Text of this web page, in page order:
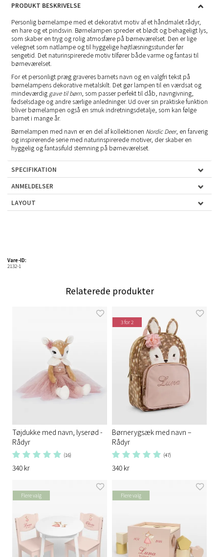
PRODUKT BESKRIVELSE
Personlig børnelampe med et dekorativt motiv af et håndmalet rådyr,
en hare og et pindsvin. Børnelampen spreder et blødt og behageligt lys,
som skaber en tryg og rolig atmosfære på børneværelset. Den er lige
velegnet som natlampe og til hyggelige højtlæsningsstunder før
sengetid. Det naturinspirerede motiv tilfører både varme og fantasi til
børneværelset.
For et personligt præg graveres barnets navn og en valgfri tekst på
børnelampens dekorative metalskilt. Det gør lampen til en værdsat og
mindeværdig gave til børn, som passer perfekt til dåb, navngivning,
fødselsdage og andre særlige anledninger. Ud over sin praktiske funktion
bliver børnelampen også en smuk indretningsdetalje, som kan følge
barnet i mange år.
Børnelampen med navn er en del af kollektionen Nordic Deer, en farverig
og inspirerende serie med naturinspirerede motiver, der skaber en
hyggelig og fantasifuld stemning på børneværelset.
SPECIFIKATION
ANMELDELSER
LAYOUT
Vare-ID:
2132-1
Relaterede produkter
Tøjdukke med navn, lyserød -
Rådyr
(16)
340 kr
3 for 2
Børnerygsæk med navn –
Rådyr
(47)
340 kr
Flere valg Flere valg